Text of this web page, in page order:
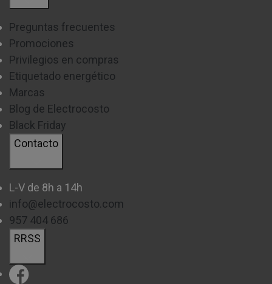
Preguntas frecuentes
Promociones
Privilegios en compras
Etiquetado energético
Marcas
Blog de Electrocosto
Black Friday
Contacto
L-V de 8h a 14h
info@electrocosto.com
957 404 686
RRSS